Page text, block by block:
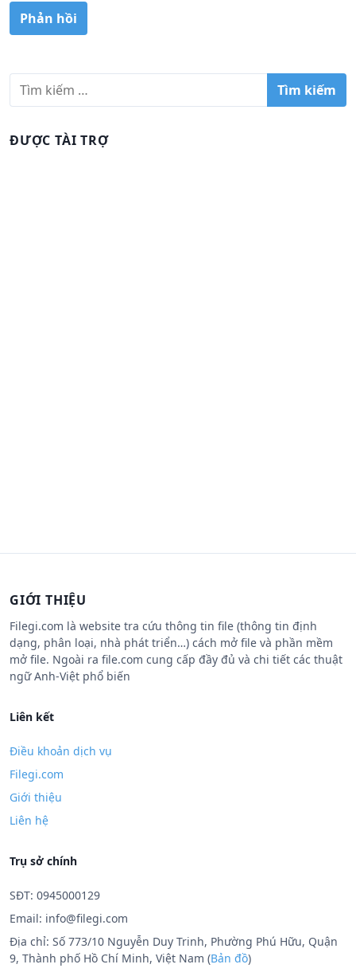
iĐƯỢC TÀI TRỢ
GIỚI THIỆU
Filegi.com là website tra cứu thông tin file (thông tin định
dạng, phân loại, nhà phát triển…) cách mở file và phần mềm
mở file. Ngoài ra file.com cung cấp đầy đủ và chi tiết các thuật
ngữ Anh-Việt phổ biến
Liên kết
Điều khoản dịch vụ
Filegi.com
Giới thiệu
Liên hệ
Trụ sở chính
SĐT: 0945000129
Email: info@filegi.com
Địa chỉ: Số 773/10 Nguyễn Duy Trinh, Phường Phú Hữu, Quận
9, Thành phố Hồ Chí Minh, Việt Nam (Bản đồ)